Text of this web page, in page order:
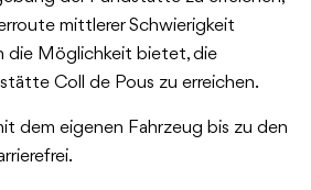
mittlerer Schwierigkeit
die Möglichkeit bietet, die
Coll de Pous zu erreichen.
dem eigenen Fahrzeug bis zu den